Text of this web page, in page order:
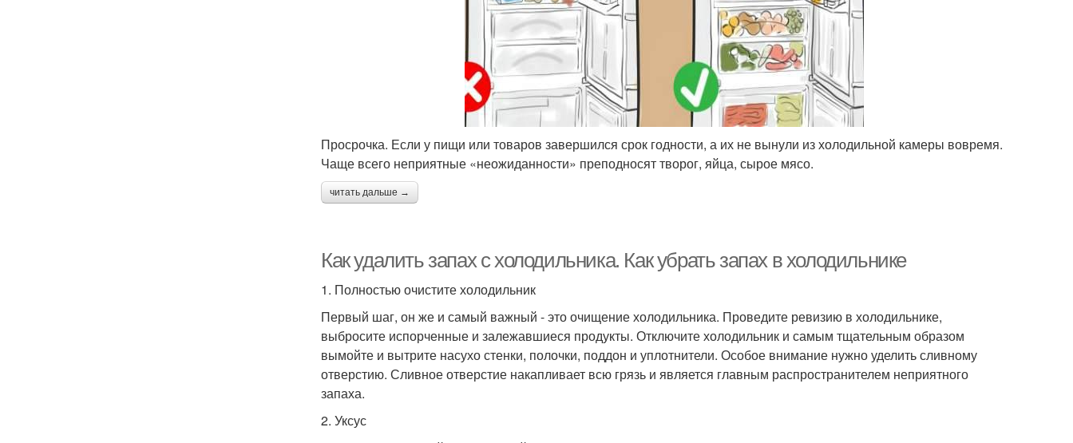
Просрочка. Если у пищи или товаров завершился срок годности, а их не вынули из холодильной камеры вовремя.
Чаще всего неприятные «неожиданности» преподносят творог, яйца, сырое мясо.
читать дальше →
Как удалить запах с холодильника. Как убрать запах в холодильнике
1. Полностью очистите холодильник
Первый шаг, он же и самый важный - это очищение холодильника. Проведите ревизию в холодильнике,
выбросите испорченные и залежавшиеся продукты. Отключите холодильник и самым тщательным образом
вымойте и вытрите насухо стенки, полочки, поддон и уплотнители. Особое внимание нужно уделить сливному
отверстию. Сливное отверстие накапливает всю грязь и является главным распространителем неприятного
запаха.
2. Уксус